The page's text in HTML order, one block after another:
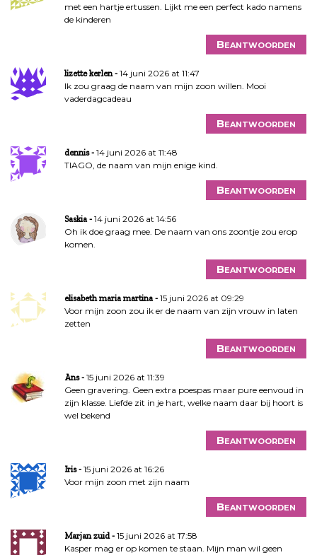
met een hartje ertussen. Lijkt me een perfect kado namens
de kinderen
Beantwoorden
lizette kerlen
14 juni 2026 at 11:47
Ik zou graag de naam van mijn zoon willen. Mooi
vaderdagcadeau
Beantwoorden
dennis
14 juni 2026 at 11:48
TIAGO, de naam van mijn enige kind.
Beantwoorden
Saskia
14 juni 2026 at 14:56
Oh ik doe graag mee. De naam van ons zoontje zou erop
komen.
Beantwoorden
elisabeth maria martina
15 juni 2026 at 09:29
Voor mijn zoon zou ik er de naam van zijn vrouw in laten
zetten
Beantwoorden
Ans
15 juni 2026 at 11:39
Geen gravering. Geen extra poespas maar pure eenvoud in
zijn klasse. Liefde zit in je hart, welke naam daar bij hoort is
wel bekend
Beantwoorden
Iris
15 juni 2026 at 16:26
Voor mijn zoon met zijn naam
Beantwoorden
Marjan zuid
15 juni 2026 at 17:58
Kasper mag er op komen te staan. Mijn man wil geen